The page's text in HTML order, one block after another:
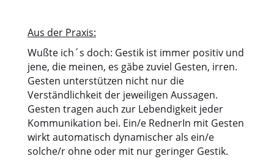
Aus der Praxis:
Wußte ich´s doch: Gestik ist immer positiv und
jene, die meinen, es gäbe zuviel Gesten, irren.
Gesten unterstützen nicht nur die
Verständlichkeit der jeweiligen Aussagen.
Gesten tragen auch zur Lebendigkeit jeder
Kommunikation bei. Ein/e RednerIn mit Gesten
wirkt automatisch dynamischer als ein/e
solche/r ohne oder mit nur geringer Gestik.